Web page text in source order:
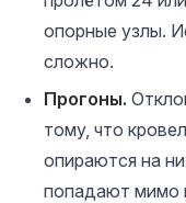
опорные узлы.
сложно.
Прогоны.
тому, что
опираются на
попадают мимо